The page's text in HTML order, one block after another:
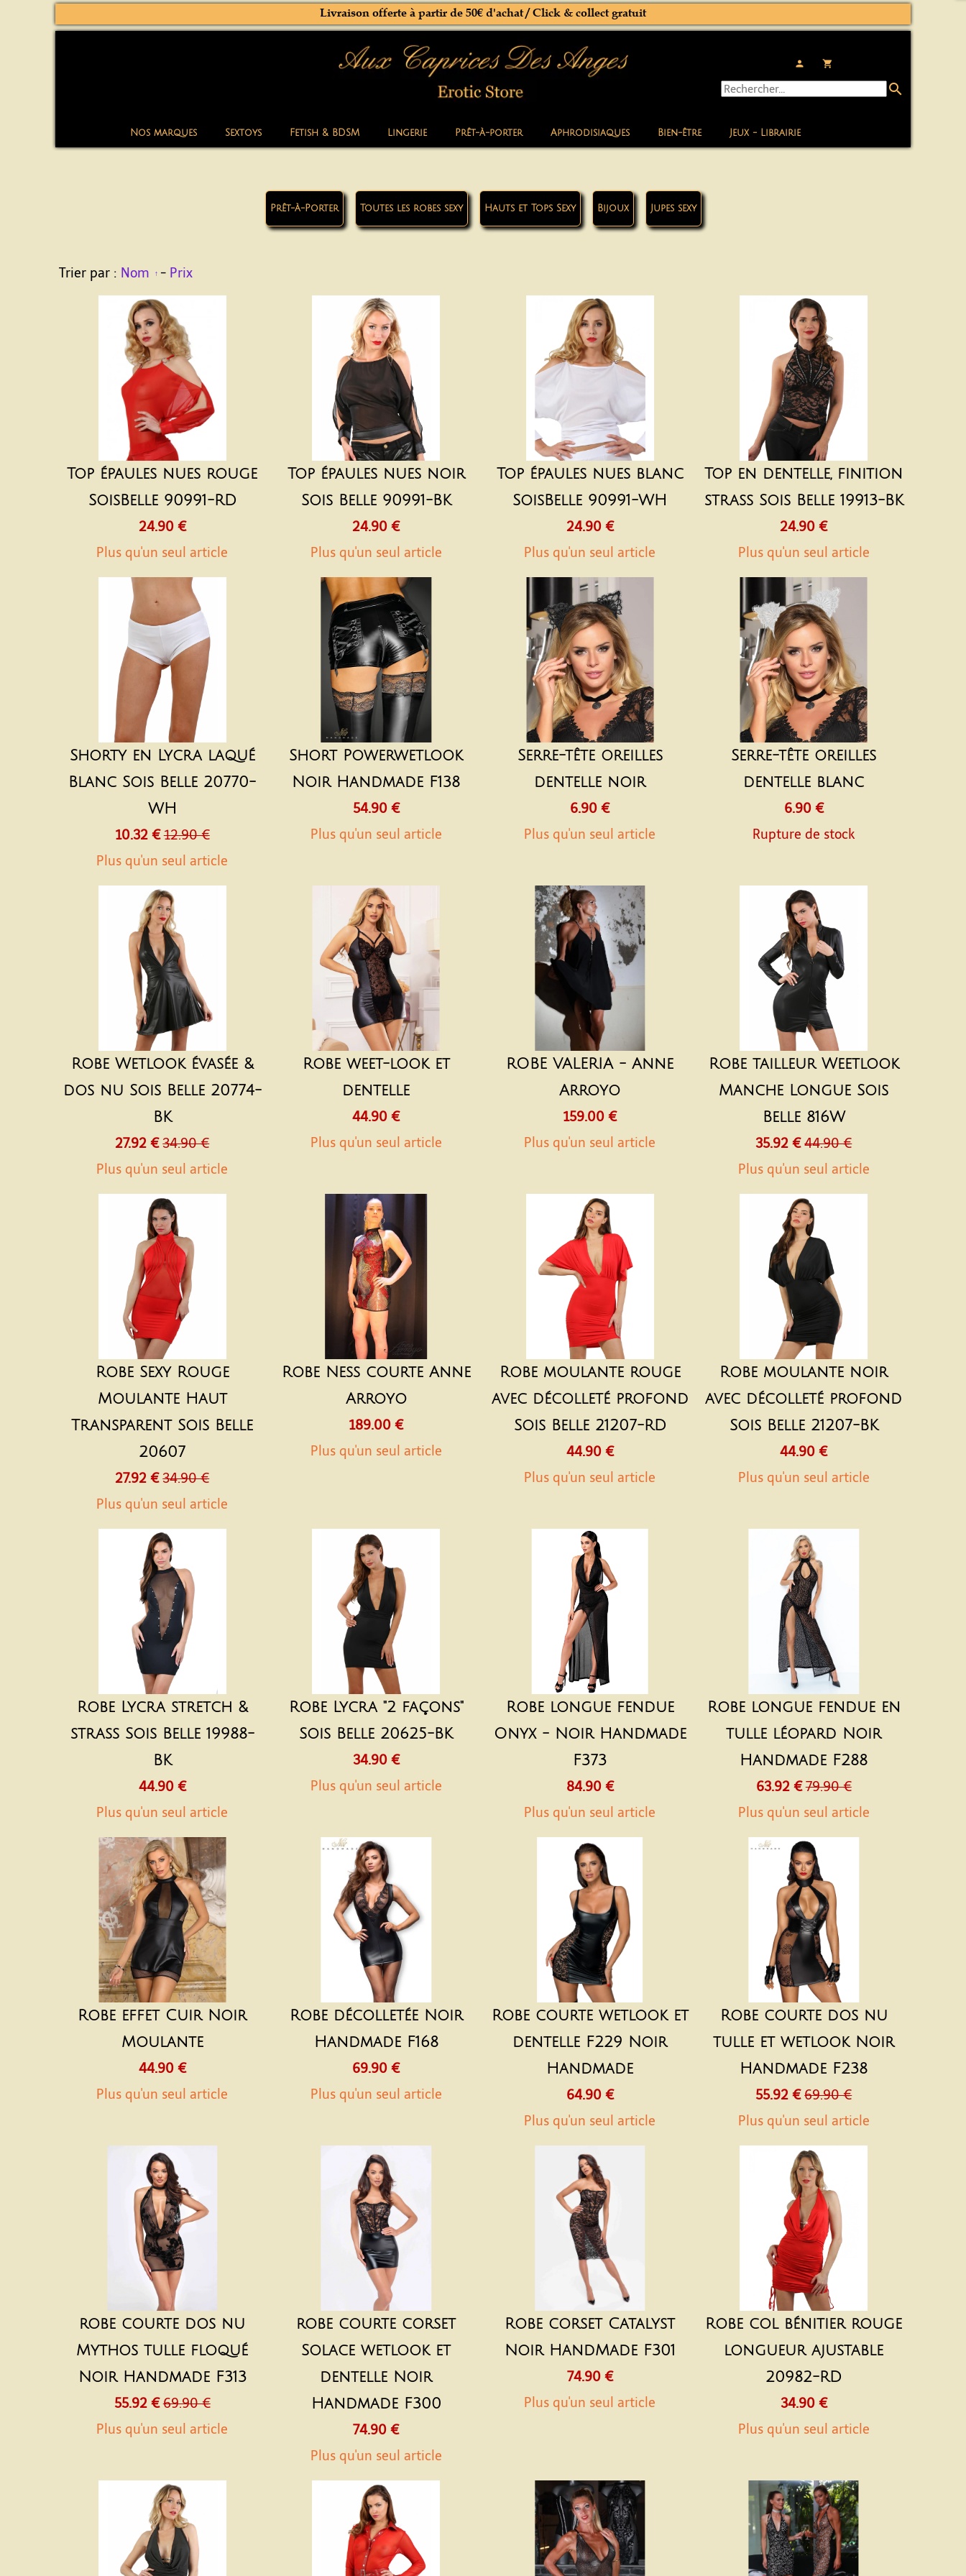
Nos marques Sextoys Fetish & BDSM Lingerie Prêt-à-porter Aphrodisiaques Bien-être Jeux - Librairie
person local_grocery_store
Livraison offerte à partir de 50€ d'achat / Click & collect gratuit
search
Prêt-à-Porter Toutes les robes sexy Hauts et Tops Sexy Bijoux Jupes sexy
Trier par : Nom - Prix
Top épaules nues rouge
SoisBelle 90991-RD
24.90 €
Plus qu'un seul article
Top épaules nues noir
Sois Belle 90991-BK
24.90 €
Plus qu'un seul article
Top épaules nues blanc
SoisBelle 90991-WH
24.90 €
Plus qu'un seul article
Top en dentelle, finition
strass Sois Belle 19913-BK
24.90 €
Plus qu'un seul article
Shorty en Lycra laqué
Blanc Sois Belle 20770-
WH
10.32 € 12.90 €
Plus qu'un seul article
Short Powerwetlook
Noir Handmade F138
54.90 €
Plus qu'un seul article
Serre-tête oreilles
dentelle noir
6.90 €
Plus qu'un seul article
Serre-tête oreilles
dentelle blanc
6.90 €
Rupture de stock
Robe Wetlook évasée &
dos nu Sois Belle 20774-
BK
27.92 € 34.90 €
Plus qu'un seul article
Robe weet-look et
dentelle
44.90 €
Plus qu'un seul article
ROBE VALERIA - Anne
Arroyo
159.00 €
Plus qu'un seul article
Robe tailleur Weetlook
Manche Longue Sois
Belle 816W
35.92 € 44.90 €
Plus qu'un seul article
Robe Sexy Rouge
Moulante Haut
Transparent Sois Belle
20607
27.92 € 34.90 €
Plus qu'un seul article
Robe Ness courte Anne
Arroyo
189.00 €
Plus qu'un seul article
Robe moulante rouge
avec décolleté profond
Sois Belle 21207-RD
44.90 €
Plus qu'un seul article
Robe moulante noir
avec décolleté profond
Sois Belle 21207-BK
44.90 €
Plus qu'un seul article
Robe Lycra stretch &
strass Sois Belle 19988-
BK
44.90 €
Plus qu'un seul article
Robe Lycra "2 façons"
Sois Belle 20625-BK
34.90 €
Plus qu'un seul article
Robe longue fendue
Onyx - Noir Handmade
F373
84.90 €
Plus qu'un seul article
Robe longue fendue en
tulle léopard Noir
Handmade F288
63.92 € 79.90 €
Plus qu'un seul article
Robe effet Cuir Noir
Moulante
44.90 €
Plus qu'un seul article
Robe décolletée Noir
Handmade F168
69.90 €
Plus qu'un seul article
Robe courte wetlook et
dentelle F229 Noir
Handmade
64.90 €
Plus qu'un seul article
Robe courte dos nu
tulle et wetlook Noir
Handmade F238
55.92 € 69.90 €
Plus qu'un seul article
robe courte dos nu
Mythos tulle floqué
Noir Handmade F313
55.92 € 69.90 €
Plus qu'un seul article
robe courte corset
Solace wetlook et
dentelle Noir
Handmade F300
74.90 €
Plus qu'un seul article
Robe corset Catalyst
Noir HandMade F301
74.90 €
Plus qu'un seul article
Robe col bénitier rouge
longueur ajustable
20982-RD
34.90 €
Plus qu'un seul article